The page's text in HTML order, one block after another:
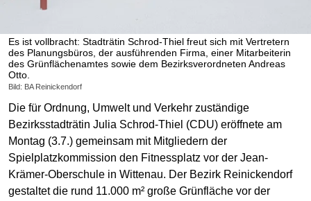
Es ist vollbracht: Stadträtin Schrod-Thiel freut sich mit Vertretern
des Planungsbüros, der ausführenden Firma, einer Mitarbeiterin
des Grünflächenamtes sowie dem Bezirksverordneten Andreas
Otto.
Bild: BA Reinickendorf
Die für Ordnung, Umwelt und Verkehr zuständige
Bezirksstadträtin Julia Schrod-Thiel (CDU) eröffnete am
Montag (3.7.) gemeinsam mit Mitgliedern der
Spielplatzkommission den Fitnessplatz vor der Jean-
Krämer-Oberschule in Wittenau. Der Bezirk Reinickendorf
gestaltet die rund 11.000 m² große Grünfläche vor der